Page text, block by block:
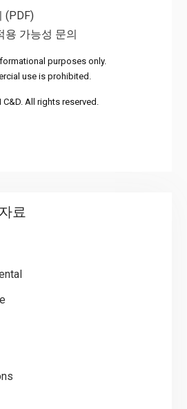
(PDF)
용 가능성 문의
purposes only.
use is prohibited.
All rights reserved.
료